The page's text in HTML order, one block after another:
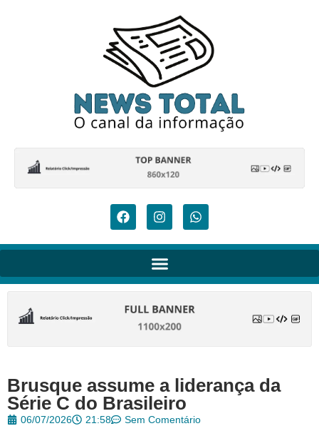
Brusque assume a liderança da
Série C do Brasileiro
06/07/2026 21:58 Sem Comentário